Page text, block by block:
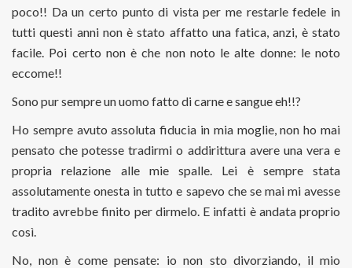
poco!! Da un certo punto di vista per me restarle fedele in
tutti questi anni non è stato affatto una fatica, anzi, è stato
facile. Poi certo non è che non noto le alte donne: le noto
eccome!!
Sono pur sempre un uomo fatto di carne e sangue eh!!?
Ho sempre avuto assoluta fiducia in mia moglie, non ho mai
pensato che potesse tradirmi o addirittura avere una vera e
propria relazione alle mie spalle. Lei è sempre stata
assolutamente onesta in tutto e sapevo che se mai mi avesse
tradito avrebbe finito per dirmelo. E infatti è andata proprio
così.
No, non è come pensate: io non sto divorziando, il mio